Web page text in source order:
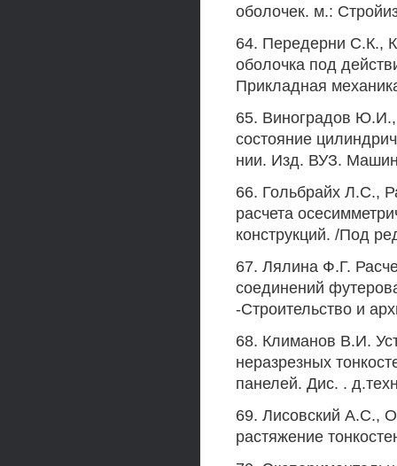
оболочек. м.:
64. Передерни С.К.,
оболочка под
Прикладная
65. Виноградов
состояние
нии. Изд. ВУЗ.
66. Гольбрайх Л.С.,
расчета
конструкций. /Под
67. Лялина Ф.Г.
соединений
-Строительство и
68. Климанов В.И.
неразрезных
панелей. Дис. .
69. Лисовский A.C.,
растяжение